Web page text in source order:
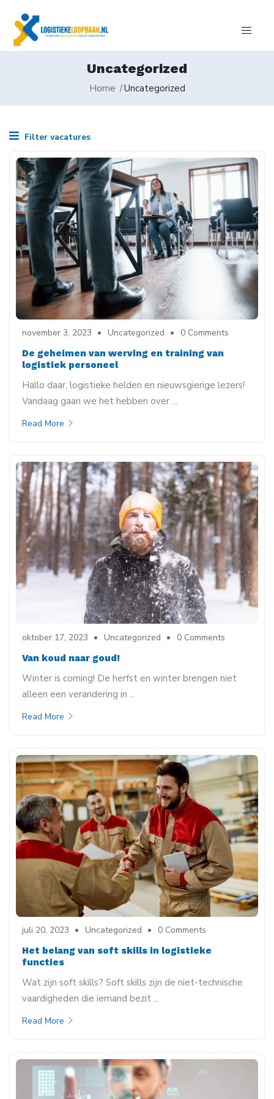
Uncategorized
Home Uncategorized
Filter vacatures
november 3, 2023 Uncategorized 0 Comments
De geheimen van werving en training van
logistiek personeel
Hallo daar, logistieke helden en nieuwsgierige lezers!
Vandaag gaan we het hebben over ...
Read More
oktober 17, 2023 Uncategorized 0 Comments
Van koud naar goud!
Winter is coming! De herfst en winter brengen niet
alleen een verandering in ...
Read More
juli 20, 2023 Uncategorized 0 Comments
Het belang van soft skills in logistieke
functies
Wat zijn soft skills? Soft skills zijn de niet-technische
vaardigheden die iemand bezit ...
Read More